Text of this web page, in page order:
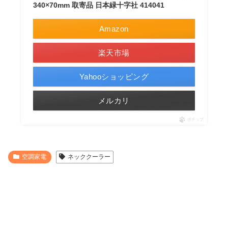
340×70mm 取寄品 日本緑十字社 414041
Amazon
楽天市場
Yahooショッピング
メルカリ
ポチップ
空調家電 ネッククーラー